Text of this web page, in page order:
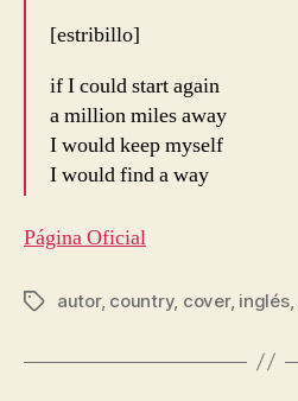
[estribillo]
if I could start again
a million miles away
I would keep myself
I would find a way
Página Oficial
Etiquetas
autor, country, cover, inglés,